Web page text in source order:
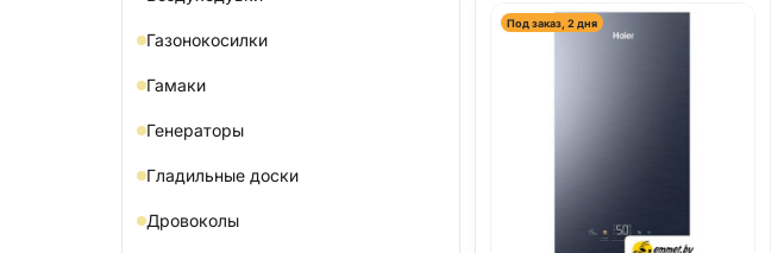
Газонокосилки
Гамаки
Генераторы
Гладильные доски
Дровоколы
Под заказ, 2 дня